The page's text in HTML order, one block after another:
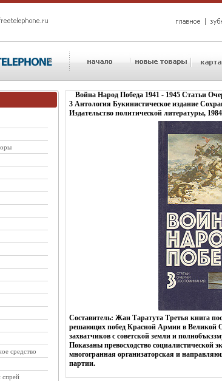
средство
спрей
Война Народ Победа 1941 - 1945 Статьи
3 Антология Букинистическое издание
Издательство политической литературы,
Составитель: Жан Таратута Третья книга
решающих побед Красной Армии в Великой
захватчиков с советской земли и
Показаны превосходство социалистической
многогранная организаторская и
партии.